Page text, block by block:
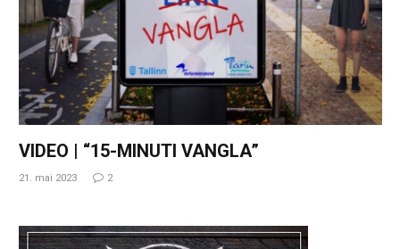
VIDEO | “15-MINUTI VANGLA”
21. mai 2023 2